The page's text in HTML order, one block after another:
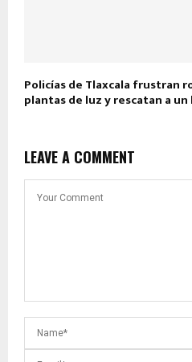
Policías de Tlaxcala frustran
plantas de luz y rescatan a
LEAVE A COMMENT